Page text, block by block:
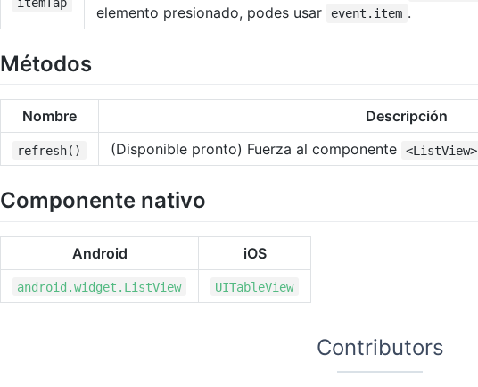
elemento presionado, podes usar
event.item .
Métodos
Nombre Descripción
refresh() (Disponible pronto) Fuerza al componente <ListView>
Componente nativo
Android iOS
android.widget.ListView UITableView
Contributors